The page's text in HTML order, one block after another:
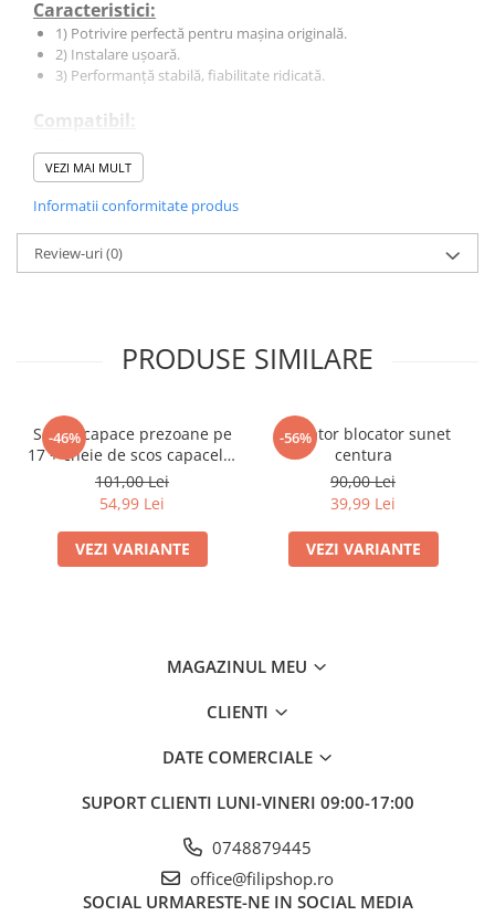
Caracteristici:
1) Potrivire perfectă pentru mașina originală.
2) Instalare ușoară.
3) Performanță stabilă, fiabilitate ridicată.
Compatibil:
Pentru Volkswagen Jetta / Vento / MK5
Pachetul include:
1 x Pedala de acceleratie
1 x Pedală de frână
1 x pedala de ambreiaj
VEZI MAI MULT
Informatii conformitate produs
Review-uri(0)
PRODUSE SIMILARE
-46%
Set 20 capace prezoane pe
17 + cheie de scos capacele,
VW/ Audi /Skoda
101,00 Lei
54,99 Lei
VEZI VARIANTE
-56%
Anulator blocator sunet
centura
90,00 Lei
39,99 Lei
VEZI VARIANTE
MAGAZINUL MEU
CLIENTI
DATE COMERCIALE
SUPORT CLIENTI LUNI-VINERI 09:00-17:00
0748879445
office@filipshop.ro
SOCIAL URMARESTE-NE IN SOCIAL MEDIA